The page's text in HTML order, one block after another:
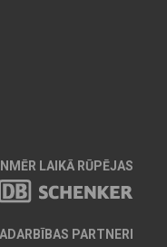
LAIKĀ RŪPĒJAS
PARTNERI